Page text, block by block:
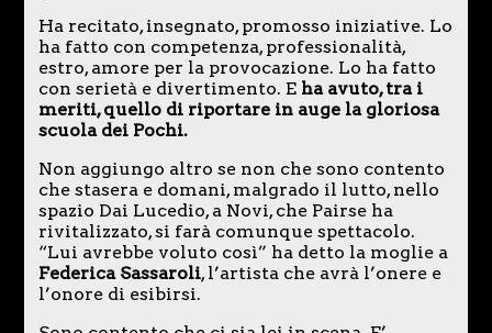
Ha recitato, insegnato, promosso iniziative. Lo
ha fatto con competenza, professionalità,
estro, amore per la provocazione. Lo ha fatto
con serietà e divertimento. E ha avuto, tra i
meriti, quello di riportare in auge la gloriosa
scuola dei Pochi.
Non aggiungo altro se non che sono contento
che stasera e domani, malgrado il lutto, nello
spazio Dai Lucedio, a Novi, che Pairse ha
rivitalizzato, si farà comunque spettacolo.
“Lui avrebbe voluto così” ha detto la moglie a
Federica Sassaroli, l’artista che avrà l’onere e
l’onore di esibirsi.